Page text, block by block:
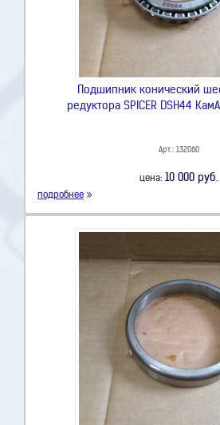
Подшипник конический
редуктора SPICER DSH44
Арт.: 132060
цена: 10 000 руб.
подробнее